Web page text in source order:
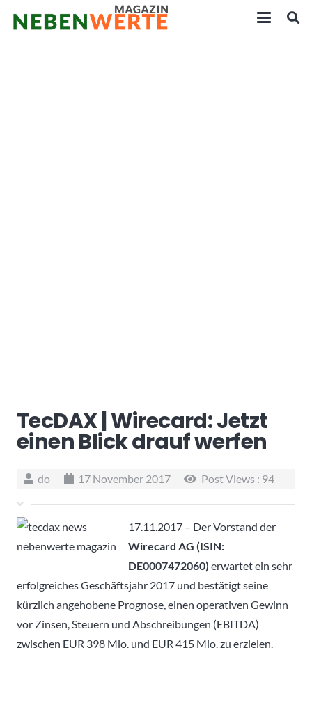
TecDAX | Wirecard: Jetzt
einen Blick drauf werfen
do 17 November 2017 Post Views : 94
17.11.2017 – Der Vorstand der
Wirecard AG (ISIN:
DE0007472060) erwartet ein sehr
erfolgreiches Geschäftsjahr 2017 und bestätigt seine
kürzlich angehobene Prognose, einen operativen Gewinn
vor Zinsen, Steuern und Abschreibungen (EBITDA)
zwischen EUR 398 Mio. und EUR 415 Mio. zu erzielen.